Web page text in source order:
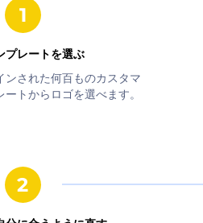
プレートを選ぶ
ンされた何百ものカスタマ
トからロゴを選べます。